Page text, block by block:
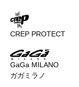
CREP PROTECT
GaGa MILANO
ガガミラノ